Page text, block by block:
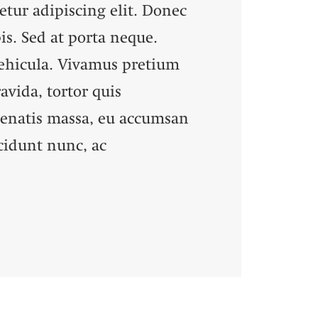
adipiscing elit. Donec
Sed at porta neque.
Vivamus pretium
tortor quis
massa, eu accumsan
nunc, ac